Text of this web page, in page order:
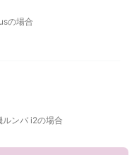
の場合
ンバ i2の場合